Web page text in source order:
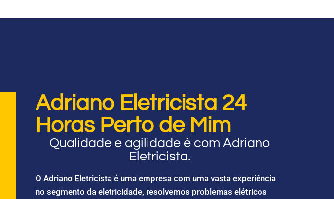
Adriano Eletricista 24
Horas Perto de Mim
Qualidade e agilidade é com Adriano
Eletricista.
O Adriano Eletricista é uma empresa com uma vasta experiência
no segmento da eletricidade, resolvemos problemas elétricos